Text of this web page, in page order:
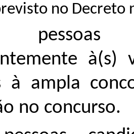
no Decreto
à(s)
à ampla
no concurso.